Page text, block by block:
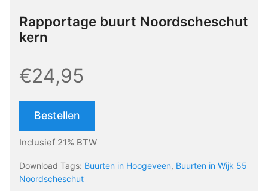
Rapportage buurt Noordscheschut
kern
€24,95
Bestellen
Inclusief 21% BTW
Download Tags: Buurten in Hoogeveen, Buurten in Wijk 55
Noordscheschut